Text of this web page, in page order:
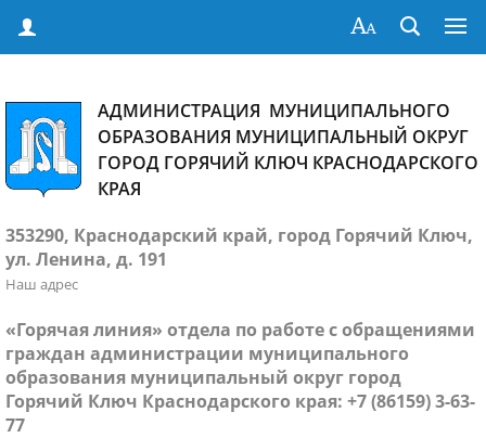
АДМИНИСТРАЦИЯ МУНИЦИПАЛЬНОГО
ОБРАЗОВАНИЯ МУНИЦИПАЛЬНЫЙ ОКРУГ
ГОРОД ГОРЯЧИЙ КЛЮЧ КРАСНОДАРСКОГО
КРАЯ
353290, Краснодарский край, город Горячий Ключ,
ул. Ленина, д. 191
Наш адрес
«Горячая линия» отдела по работе с обращениями
граждан администрации муниципального
образования муниципальный округ город
Горячий Ключ Краснодарского края: +7 (86159) 3-63-
77